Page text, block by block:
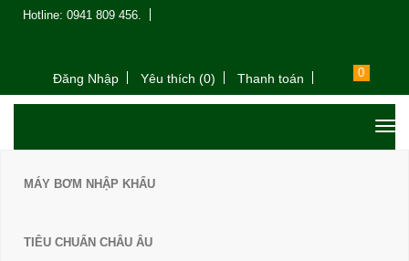
Hotline: 0941 809 456.
Đăng Nhập Yêu thích (0) Thanh toán 0
MÁY BƠM NHẬP KHẨU
TIÊU CHUẨN CHÂU ÂU